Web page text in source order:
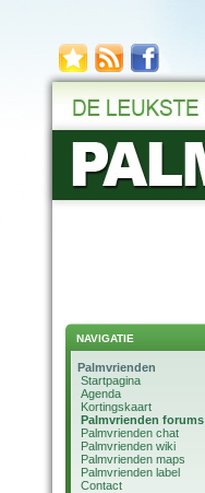
NAVIGATIE
Palmvrienden
Startpagina
Agenda
Kortingskaart
Palmvrienden forums
Palmvrienden chat
Palmvrienden wiki
Palmvrienden maps
Palmvrienden label
Contact